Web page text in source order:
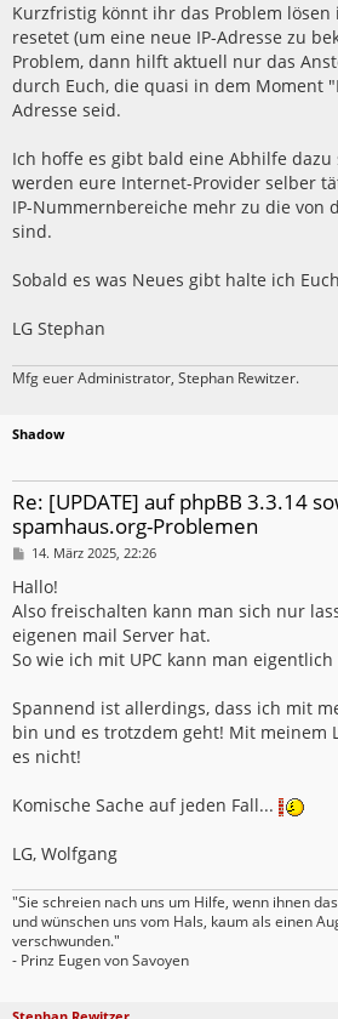
Kurzfristig könnt ihr das Problem
resetet (um eine neue IP-Adresse zu
Problem, dann hilft aktuell nur das
durch Euch, die quasi in dem Moment
Adresse seid.
Ich hoffe es gibt bald eine Abhilfe dazu
werden eure Internet-Provider selber
IP-Nummernbereiche mehr zu die von
sind.
Sobald es was Neues gibt halte ich
LG Stephan
Mfg euer Administrator, Stephan Rewitzer.
Shadow
Re: [UPDATE] auf phpBB 3.3.14
spamhaus.org-Problemen
B
i
t
r
a
g
14. März 2025, 22:26
Hallo!
Also freischalten kann man sich nur
eigenen mail Server hat.
So wie ich mit UPC kann man
Spannend ist allerdings, dass ich mit
bin und es trotzdem geht! Mit meinem
es nicht!
Komische Sache auf jeden Fall...
LG, Wolfgang
"Sie schreien nach uns um Hilfe, wenn ihnen
und wünschen uns vom Hals, kaum als einen
verschwunden."
- Prinz Eugen von Savoyen